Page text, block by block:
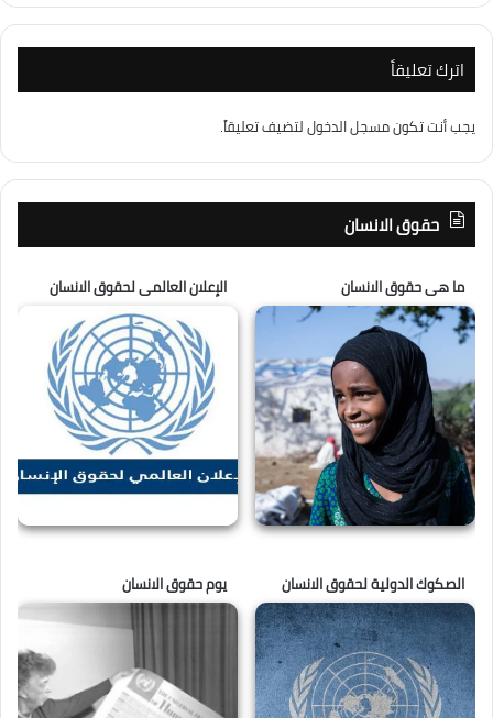
اترك تعليقاً
يجب أنت تكونمسجل الدخوللتضيف تعليقاً.
حقوق الانسان
ما هى حقوق الانسان الإعلان العالمى لحقوق الانسان
الصكوك الدولية لحقوق الانسان يوم حقوق الانسان